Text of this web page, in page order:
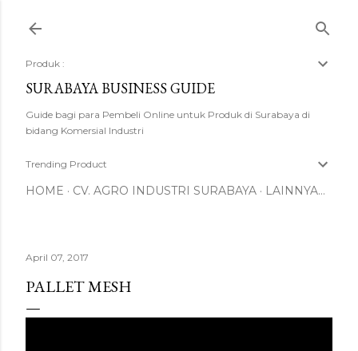
Produk :
SURABAYA BUSINESS GUIDE
Guide bagi para Pembeli Online untuk Produk di Surabaya di
bidang Komersial Industri
Trending Product
HOME CV. AGRO INDUSTRI SURABAYA LAINNYA…
April 07, 2017
PALLET MESH